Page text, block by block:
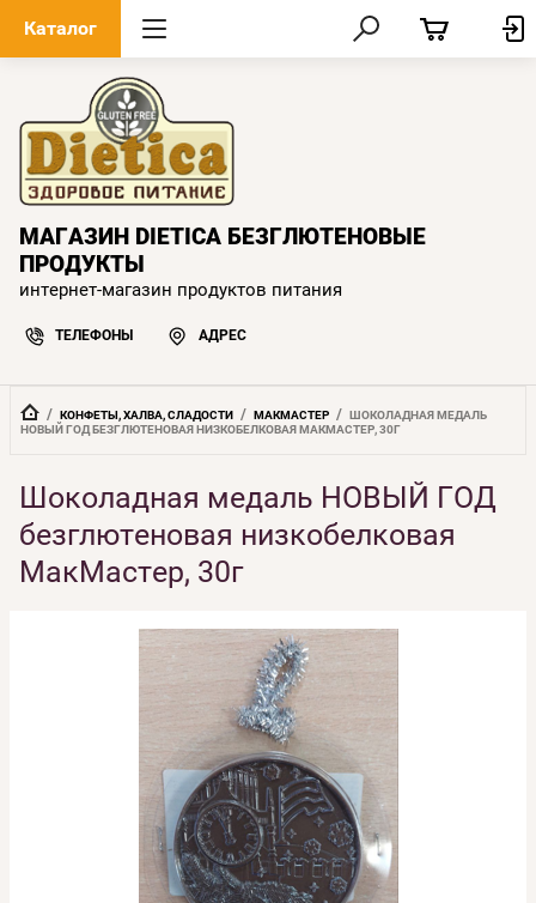
Каталог
МАГАЗИН DIETICA БЕЗГЛЮТЕНОВЫЕ
ПРОДУКТЫ
интернет-магазин продуктов питания
ТЕЛЕФОНЫ АДРЕС
  /
КОНФЕТЫ, ХАЛВА, СЛАДОСТИ
  /
МАКМАСТЕР
  /
ШОКОЛАДНАЯ МЕДАЛЬ
НОВЫЙ ГОД БЕЗГЛЮТЕНОВАЯ НИЗКОБЕЛКОВАЯ МАКМАСТЕР, 30Г
Шоколадная медаль НОВЫЙ ГОД
безглютеновая низкобелковая
МакМастер, 30г